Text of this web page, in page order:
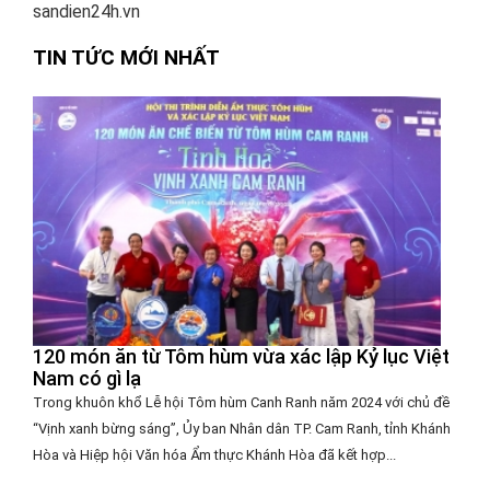
sandien24h.vn
TIN TỨC MỚI NHẤT
120 món ăn từ Tôm hùm vừa xác lập Kỷ lục Việt
Nam có gì lạ
Trong khuôn khổ Lễ hội Tôm hùm Canh Ranh năm 2024 với chủ đề
“Vịnh xanh bừng sáng”, Ủy ban Nhân dân TP. Cam Ranh, tỉnh Khánh
Hòa và Hiệp hội Văn hóa Ẩm thực Khánh Hòa đã kết hợp...